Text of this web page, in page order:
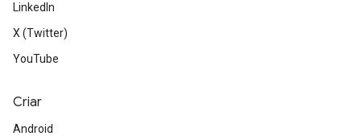
LinkedIn
X (Twitter)
YouTube
Criar
Android